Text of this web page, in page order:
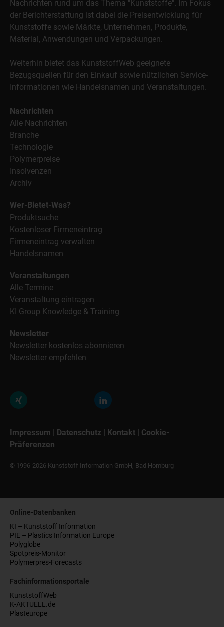
Nachrichten rund um das Thema "Kunststoffe". Im Fokus
der Berichterstattung ist dabei die Preisentwicklung für
Kunststoffe sowie Märkte, Unternehmen, Produkte,
Material, Anwendungen und Verpackungen.
Weiterhin bietet das KunststoffWeb geeignete
Bezugsquellen für den Einkauf sowie nützlichen Service-
Informationen wie Handelsnamen und Veranstaltungen.
Nachrichten
Alle Nachrichten
Branche
Technologie
Polymerpreise
Insolvenzen
Archiv
Wer-Bietet-Was?
Produktsuche
Kostenloser Firmeneintrag
Firmeneintrag verwalten
Handelsnamen
Veranstaltungen
Alle Termine
Veranstaltung eintragen
KI Group Knowledge & Training
Newsletter
Newsletter kostenlos abonnieren
Newsletter empfehlen
Impressum Datenschutz Kontakt
Cookie-
Präferenzen
© 1996-2026 Kunststoff Information GmbH, Bad Homburg
Online-Datenbanken
KI – Kunststoff Information
PIE – Plastics Information Europe
Polyglobe
Spotpreis-Monitor
Polymerpres-Forecasts
Fachinformationsportale
KunststoffWeb
K-AKTUELL.de
Plasteurope